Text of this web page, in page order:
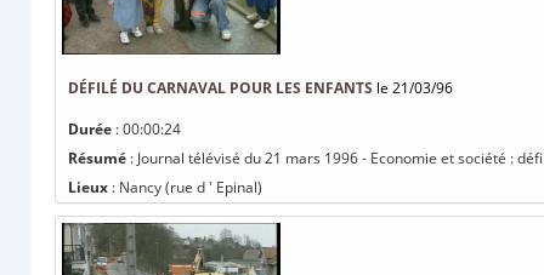
DÉFILÉ DU CARNAVAL POUR LES ENFANTS le 21/03/96
Durée : 00:00:24
Résumé : Journal télévisé du 21 mars 1996 - Economie et société :
Lieux : Nancy (rue d ' Epinal)